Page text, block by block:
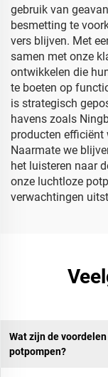
gebruik van
besmetting te
vers blijven. Met
samen met onze
ontwikkelen die
te boeten op
is strategisch
havens zoals
producten efficiënt
Naarmate we
het luisteren naar
onze luchtloze
verwachtingen
Wat zijn de
potpompen?